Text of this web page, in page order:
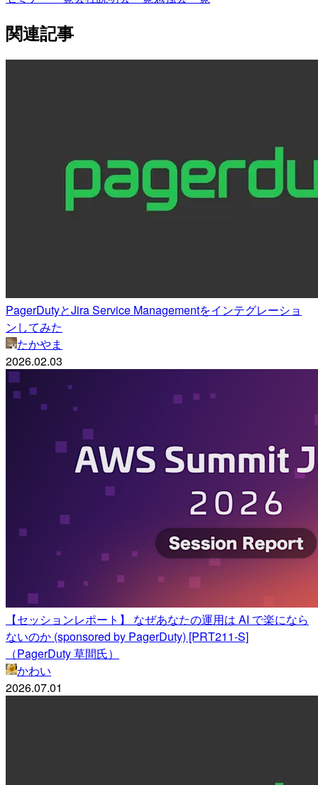
関連記事
PagerDutyとJira Service Managementをインテグレーショ
ンしてみた
たかやま
2026.02.03
【セッションレポート】 なぜあなたの運用は AI で楽になら
ないのか (sponsored by PagerDuty) [PRT211-S]
（PagerDuty 草間氏）
かわい
2026.07.01